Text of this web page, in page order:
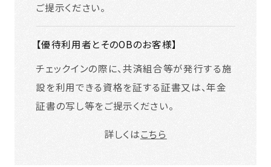
ご提示ください。
【優待利用者とそのOBのお客様】
チェックインの際に、共済組合等が発行する施
設を利用できる資格を証する証書又は、年金
証書の写し等をご提示ください。
詳しくはこちら